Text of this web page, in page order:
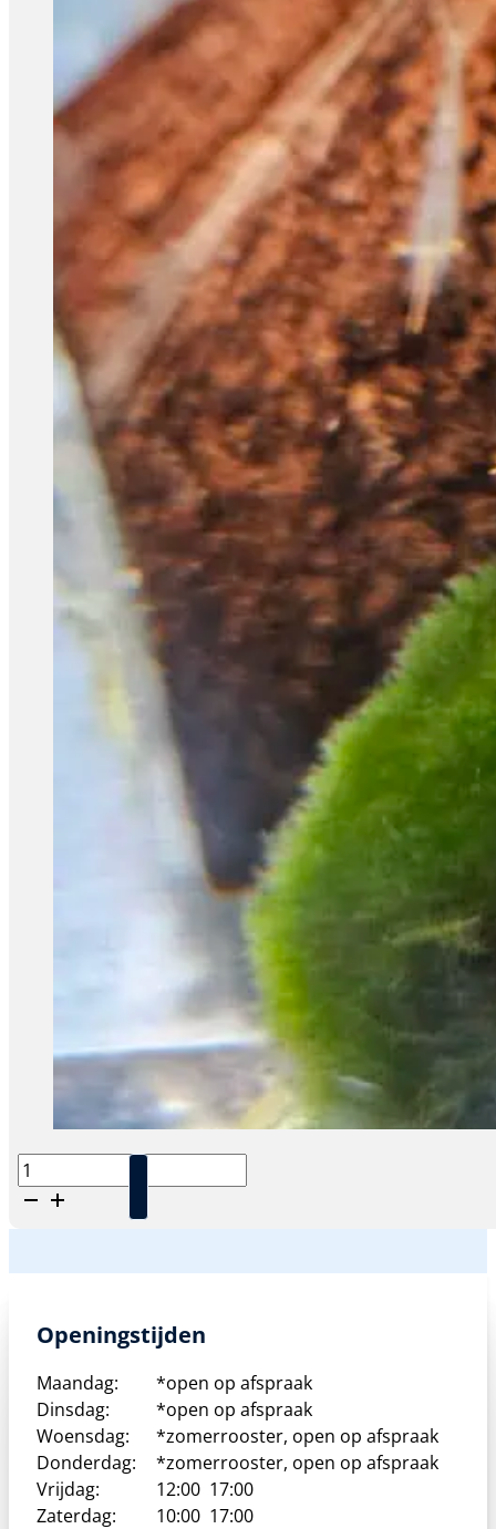
Caridina
Longirostris
Garnaal
Openingstijden
Maandag:
*open op afspraak
Dinsdag:
*open op afspraak
Woensdag:
*zomerrooster, open op afspraak
Donderdag:
*zomerrooster, open op afspraak
Vrijdag:
12:00 17:00
Zaterdag:
10:00 17:00